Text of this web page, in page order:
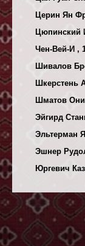
Церин Ян
Цюпинский
Чен-Вей-И ,
Шивалов
Шкерстень
Шматов
Эйгирд
Эльтерман
Эшнер
Юргевич